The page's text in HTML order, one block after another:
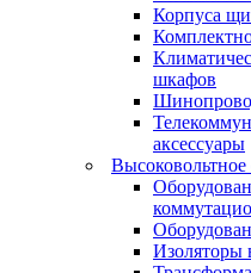
Корпуса
шкафов
аксессуары
Высоковольтное
Изоляторы